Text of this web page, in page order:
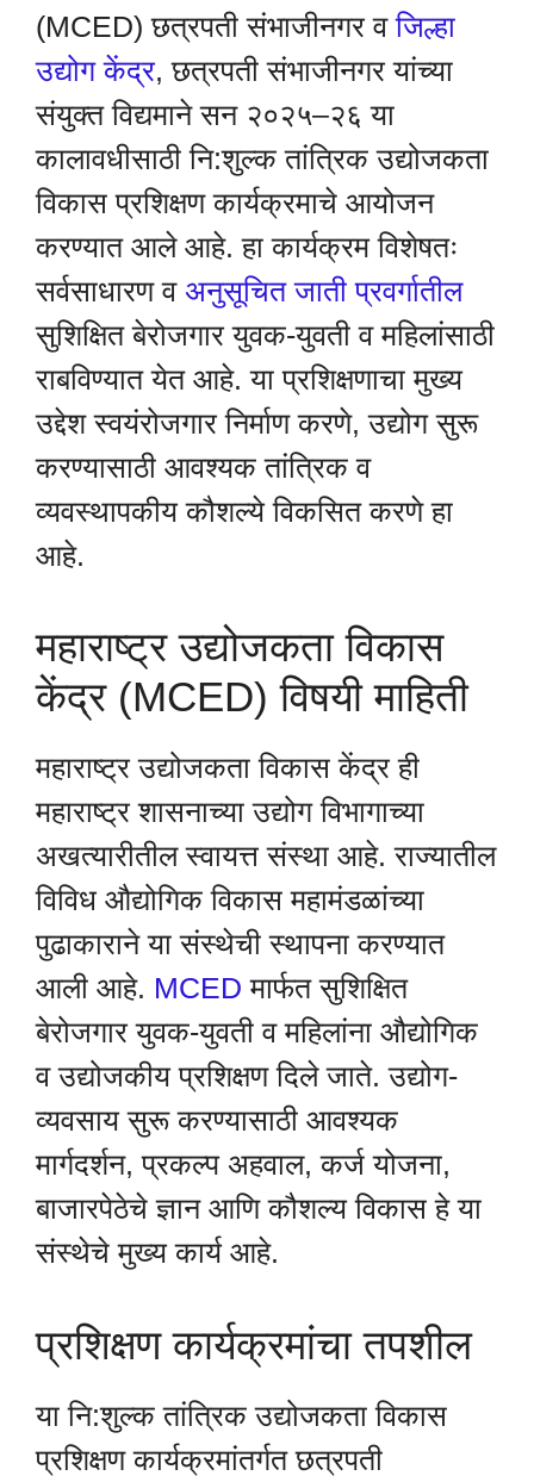
(MCED) छत्रपती संभाजीनगर वजिल्हा
उद्योग केंद्र, छत्रपती संभाजीनगर यांच्या
संयुक्त विद्यमाने सन २०२५–२६ या
कालावधीसाठी नि:शुल्क तांत्रिक उद्योजकता
विकास प्रशिक्षण कार्यक्रमाचे आयोजन
करण्यात आले आहे. हा कार्यक्रम विशेषतः
सर्वसाधारण व अनुसूचित जाती प्रवर्गातील
सुशिक्षित बेरोजगार युवक-युवती व महिलांसाठी
राबविण्यात येत आहे. या प्रशिक्षणाचा मुख्य
उद्देश स्वयंरोजगार निर्माण करणे, उद्योग सुरू
करण्यासाठी आवश्यक तांत्रिक व
व्यवस्थापकीय कौशल्ये विकसित करणे हा
आहे.
महाराष्ट्र उद्योजकता विकास
केंद्र (MCED) विषयी माहिती
महाराष्ट्र उद्योजकता विकास केंद्र ही
महाराष्ट्र शासनाच्या उद्योग विभागाच्या
अखत्यारीतील स्वायत्त संस्था आहे. राज्यातील
विविध औद्योगिक विकास महामंडळांच्या
पुढाकाराने या संस्थेची स्थापना करण्यात
आली आहे. MCED मार्फत सुशिक्षित
बेरोजगार युवक-युवती व महिलांना औद्योगिक
व उद्योजकीय प्रशिक्षण दिले जाते. उद्योग-
व्यवसाय सुरू करण्यासाठी आवश्यक
मार्गदर्शन, प्रकल्प अहवाल, कर्ज योजना,
बाजारपेठेचे ज्ञान आणि कौशल्य विकास हे या
संस्थेचे मुख्य कार्य आहे.
प्रशिक्षण कार्यक्रमांचा तपशील
या नि:शुल्क तांत्रिक उद्योजकता विकास
प्रशिक्षण कार्यक्रमांतर्गत छत्रपती